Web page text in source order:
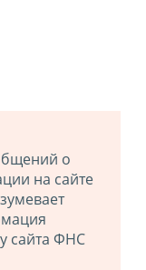
о
на сайте
сайта ФНС